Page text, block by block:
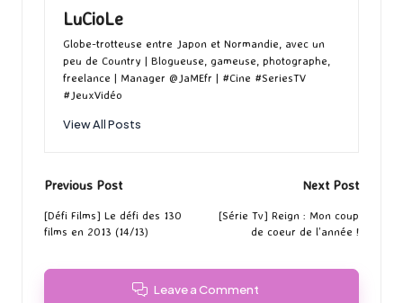
LuCioLe
Globe-trotteuse entre Japon et Normandie, avec un
peu de Country | Blogueuse, gameuse, photographe,
freelance | Manager @JaMEfr | #Cine #SeriesTV
#JeuxVidéo
View All Posts
Post
navigation
Previous Post
[Défi Films] Le défi des 130
films en 2013 (14/13)
Next Post
[Série Tv] Reign : Mon coup
de coeur de l’année !
Leave a Comment